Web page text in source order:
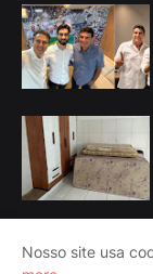
Nosso site usa